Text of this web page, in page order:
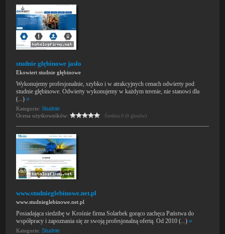
studnie głębinowe jasło
Ekowiert studnie głębinowe
Wykonujemy profesjonalnie, szybko i w atrakcyjnych cenach odwierty pod
studnie głębinowe. Odwierty wykonujemy w każdym terenie, nie stanowi dla
(...)»
Kategorie:Studnie
Ocena użytkowników:
Średnia 0 (0 głosów)
www.studnieglebinowe.net.pl
www.studnieglebinowe.net.pl
Posiadająca siedzibę w Krośnie firma Solarbek gorąco zachęca Państwa do
współpracy i zapoznania się ze swoją profesjonalną ofertą. Od 2010 (...)»
Kategorie:Studnie